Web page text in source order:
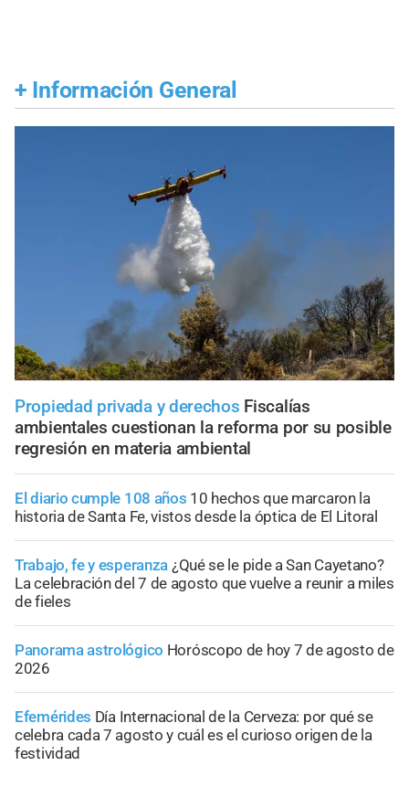
+ Información General
Propiedad privada y derechos Fiscalías
ambientales cuestionan la reforma por su posible
regresión en materia ambiental
El diario cumple 108 años 10 hechos que marcaron la
historia de Santa Fe, vistos desde la óptica de El Litoral
Trabajo, fe y esperanza ¿Qué se le pide a San Cayetano?
La celebración del 7 de agosto que vuelve a reunir a miles
de fieles
Panorama astrológico Horóscopo de hoy 7 de agosto de
2026
Efemérides Día Internacional de la Cerveza: por qué se
celebra cada 7 agosto y cuál es el curioso origen de la
festividad